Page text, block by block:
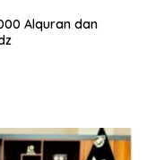
Alquran dan